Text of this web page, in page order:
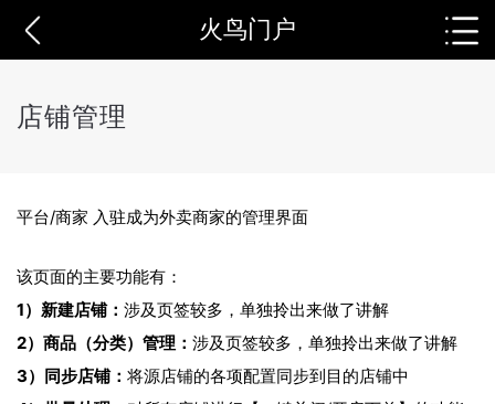
火鸟门户
店铺管理
平台/商家 入驻成为外卖商家的管理界面
该页面的主要功能有：
1）新建店铺： 涉及页签较多，单独拎出来做了讲解
2）商品（分类）管理： 涉及页签较多，单独拎出来做了讲解
3）同步店铺： 将源店铺的各项配置同步到目的店铺中